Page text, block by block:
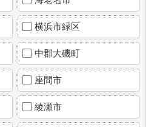
横浜市緑区
中郡大磯町
座間市
綾瀬市